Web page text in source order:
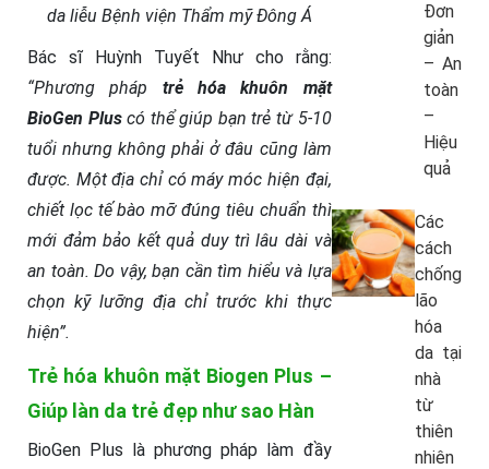
da liễu Bệnh viện Thẩm mỹ Đông Á
Bác sĩ Huỳnh Tuyết Như cho rằng:
“Phương pháp trẻ hóa khuôn mặt
BioGen Pluscó thể giúp bạn trẻ từ 5-10
tuổi nhưng không phải ở đâu cũng làm
được. Một địa chỉ có máy móc hiện đại,
chiết lọc tế bào mỡ đúng tiêu chuẩn thì
mới đảm bảo kết quả duy trì lâu dài và
an toàn. Do vậy, bạn cần tìm hiểu và lựa
chọn kỹ lưỡng địa chỉ trước khi thực
hiện”.
Trẻ hóa khuôn mặt Biogen Plus –
Giúp làn da trẻ đẹp như sao Hàn
BioGen Plus là phương pháp làm đầy
Đơn
giản
– An
toàn
–
Hiệu
quả
Các
cách
chống
lão
hóa
da tại
nhà
từ
thiên
nhiên